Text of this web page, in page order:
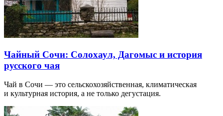
Чайный Сочи: Солохаул, Дагомыс и история
русского чая
Чай в Сочи — это сельскохозяйственная, климатическая
и культурная история, а не только дегустация.